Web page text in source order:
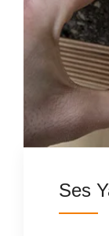
Ses